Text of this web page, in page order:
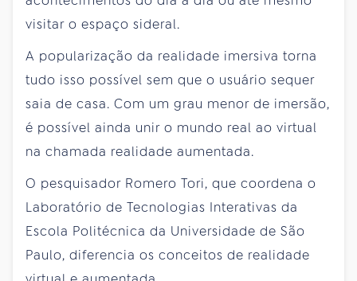
visitar o espaço sideral.
A popularização da realidade imersiva torna
tudo isso possível sem que o usuário sequer
saia de casa. Com um grau menor de imersão,
é possível ainda unir o mundo real ao virtual
na chamada realidade aumentada.
O pesquisador Romero Tori, que coordena o
Laboratório de Tecnologias Interativas da
Escola Politécnica da Universidade de São
Paulo, diferencia os conceitos de realidade